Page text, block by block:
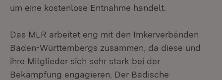
um eine kostenlose Entnahme handelt.
Das MLR arbeitet eng mit den Imkerverbänden
Baden-Württembergs zusammen, da diese und
ihre Mitglieder sich sehr stark bei der
Bekämpfung engagieren. Der Badische